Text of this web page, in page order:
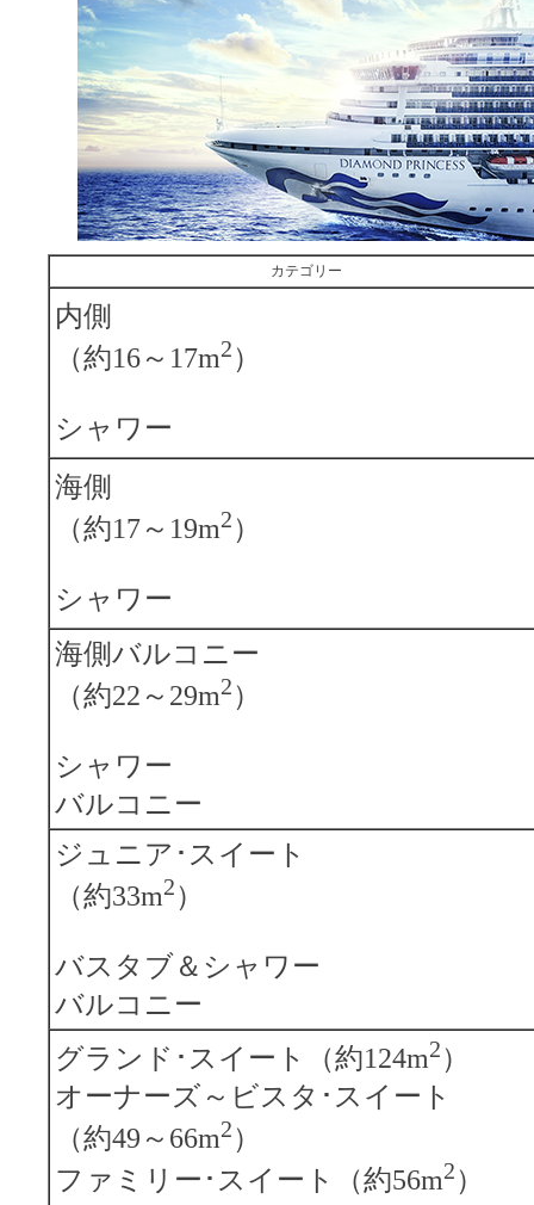
カテゴリー
内側
（約16～17m2 ）
シャワー
海側
（約17～19m2 ）
シャワー
海側バルコニー
（約22～29m2 ）
シャワー
バルコニー
ジュニア･スイート
（約33m2 ）
バスタブ＆シャワー
バルコニー
グランド･スイート（約124m2 ）
オーナーズ～ビスタ･スイート
（約49～66m2 ）
ファミリー･スイート（約56m2 ）